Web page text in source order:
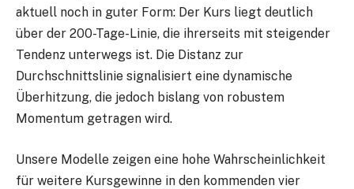
aktuell noch in guter Form: Der Kurs liegt deutlich
über der 200-Tage-Linie, die ihrerseits mit steigender
Tendenz unterwegs ist. Die Distanz zur
Durchschnittslinie signalisiert eine dynamische
Überhitzung, die jedoch bislang von robustem
Momentum getragen wird.
Unsere Modelle zeigen eine hohe Wahrscheinlichkeit
für weitere Kursgewinne in den kommenden vier